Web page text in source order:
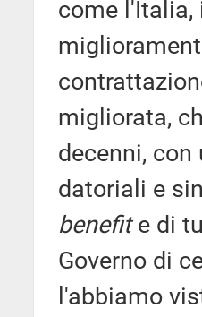
come l'Italia,
migliorata,
decenni,
datoriali e
benefite di
Governo di
l'abbiamo